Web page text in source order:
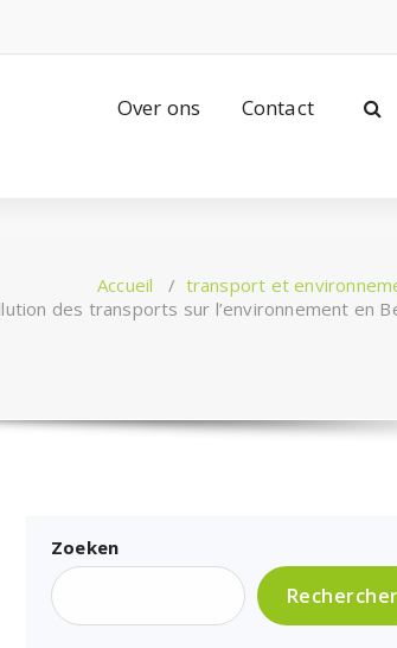
Over ons Contact
Accueil / transport et
des transports sur l’environnement en
Zoeken
Rechercher